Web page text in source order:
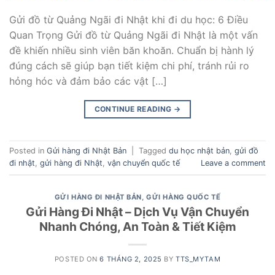
Gửi đồ từ Quảng Ngãi đi Nhật khi đi du học: 6 Điều
Quan Trọng Gửi đồ từ Quảng Ngãi đi Nhật là một vấn
đề khiến nhiều sinh viên băn khoăn. Chuẩn bị hành lý
đúng cách sẽ giúp bạn tiết kiệm chi phí, tránh rủi ro
hỏng hóc và đảm bảo các vật […]
CONTINUE READING →
Posted in Gửi hàng đi Nhật Bản Tagged du học nhật bản, gửi đồ
đi nhật, gửi hàng đi Nhật, vận chuyển quốc tế Leave a comment
GỬI HÀNG ĐI NHẬT BẢN,GỬI HÀNG QUỐC TẾ
Gửi Hàng Đi Nhật – Dịch Vụ Vận Chuyển
Nhanh Chóng, An Toàn & Tiết Kiệm
POSTED ON6 THÁNG 2, 2025 BYTTS_MYTAM